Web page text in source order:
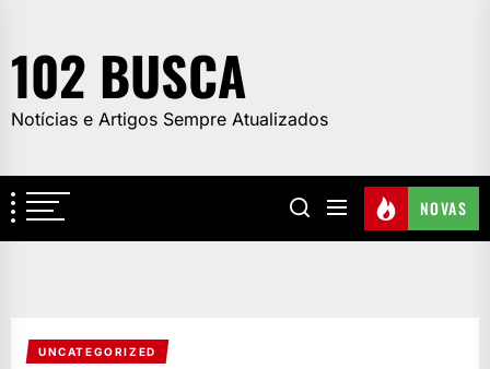
the
content
102 BUSCA
Notícias e Artigos Sempre Atualizados
NOVAS
UNCATEGORIZED